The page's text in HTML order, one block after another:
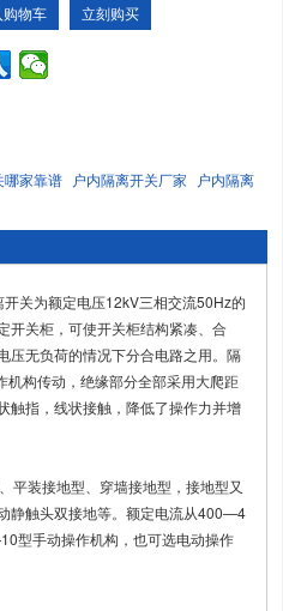
购物车 立刻购买
哪家靠谱 户内隔离开关厂家
户内隔离
关为额定电压12kV三相交流50Hz的
开关柜，可使开关柜结构紧凑、合
压无负荷的情况下分合电路之用。隔
构传动，绝缘部分全部采用大爬距
触指，线状接触，降低了操作力并增
装接地型、穿墙接地型，接地型又
静触头双接地等。额定电流从400—4
型手动操作机构，也可选电动操作